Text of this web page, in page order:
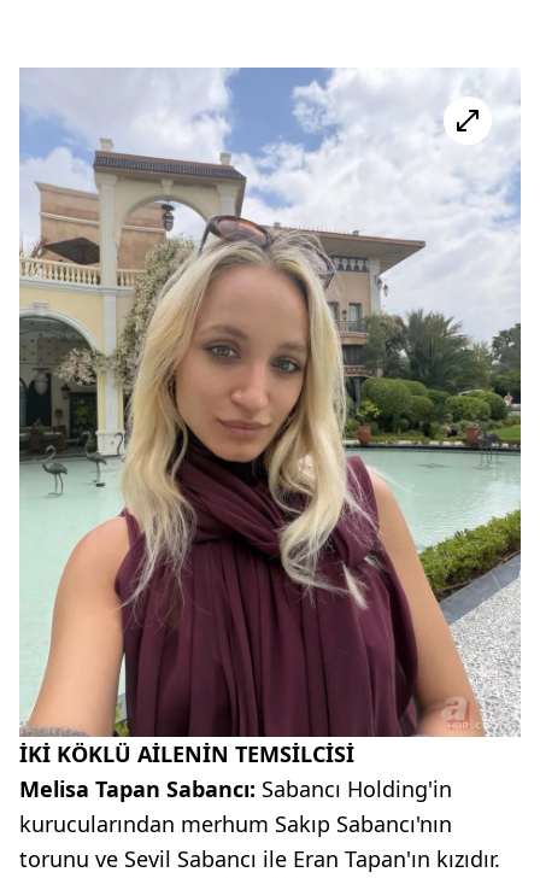
İKİ KÖKLÜ AİLENİN TEMSİLCİSİ
Melisa Tapan Sabancı: Sabancı Holding'in
kurucularından merhum Sakıp Sabancı'nın
torunu ve Sevil Sabancı ile Eran Tapan'ın kızıdır.